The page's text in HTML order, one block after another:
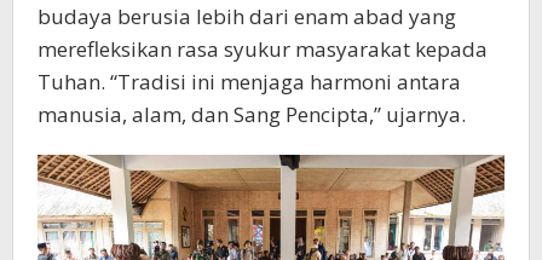
budaya berusia lebih dari enam abad yang
merefleksikan rasa syukur masyarakat kepada
Tuhan. “Tradisi ini menjaga harmoni antara
manusia, alam, dan Sang Pencipta,” ujarnya.